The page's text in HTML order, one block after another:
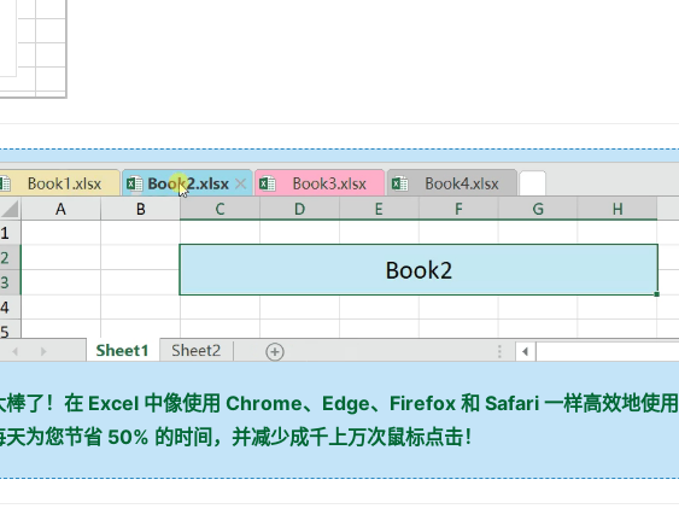
棒了！在 Excel 中像使用 Chrome、Edge、Firefox 和 Safari 一样高效地使
天为您节省 50% 的时间，并减少成千上万次鼠标点击！